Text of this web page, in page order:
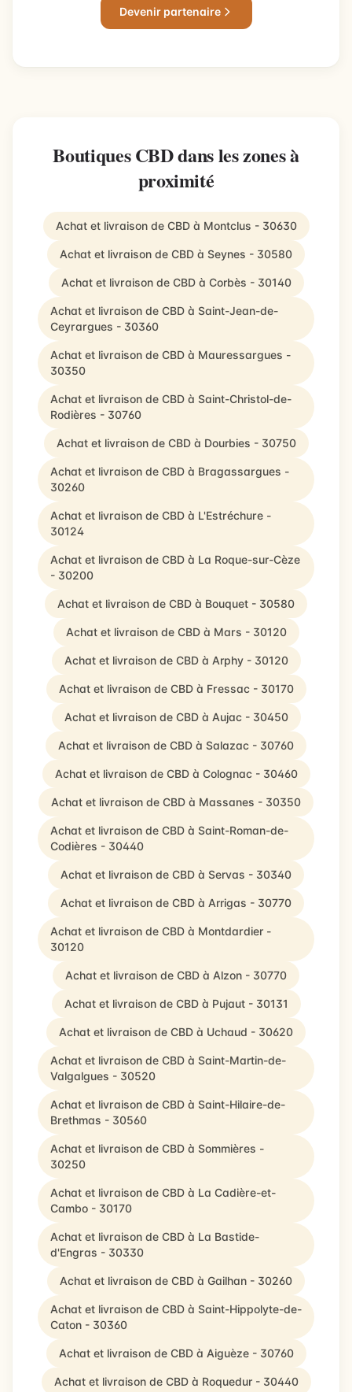
Devenir partenaire
Boutiques CBD dans les zones à
proximité
Achat et livraison de CBD à Montclus - 30630
Achat et livraison de CBD à Seynes - 30580
Achat et livraison de CBD à Corbès - 30140
Achat et livraison de CBD à Saint-Jean-de-
Ceyrargues - 30360
Achat et livraison de CBD à Mauressargues -
30350
Achat et livraison de CBD à Saint-Christol-de-
Rodières - 30760
Achat et livraison de CBD à Dourbies - 30750
Achat et livraison de CBD à Bragassargues -
30260
Achat et livraison de CBD à L'Estréchure -
30124
Achat et livraison de CBD à La Roque-sur-Cèze
- 30200
Achat et livraison de CBD à Bouquet - 30580
Achat et livraison de CBD à Mars - 30120
Achat et livraison de CBD à Arphy - 30120
Achat et livraison de CBD à Fressac - 30170
Achat et livraison de CBD à Aujac - 30450
Achat et livraison de CBD à Salazac - 30760
Achat et livraison de CBD à Colognac - 30460
Achat et livraison de CBD à Massanes - 30350
Achat et livraison de CBD à Saint-Roman-de-
Codières - 30440
Achat et livraison de CBD à Servas - 30340
Achat et livraison de CBD à Arrigas - 30770
Achat et livraison de CBD à Montdardier -
30120
Achat et livraison de CBD à Alzon - 30770
Achat et livraison de CBD à Pujaut - 30131
Achat et livraison de CBD à Uchaud - 30620
Achat et livraison de CBD à Saint-Martin-de-
Valgalgues - 30520
Achat et livraison de CBD à Saint-Hilaire-de-
Brethmas - 30560
Achat et livraison de CBD à Sommières -
30250
Achat et livraison de CBD à La Cadière-et-
Cambo - 30170
Achat et livraison de CBD à La Bastide-
d'Engras - 30330
Achat et livraison de CBD à Gailhan - 30260
Achat et livraison de CBD à Saint-Hippolyte-de-
Caton - 30360
Achat et livraison de CBD à Aiguèze - 30760
Achat et livraison de CBD à Roquedur - 30440